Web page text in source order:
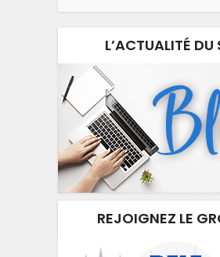
L’ACTUALITÉ DU
REJOIGNEZ LE